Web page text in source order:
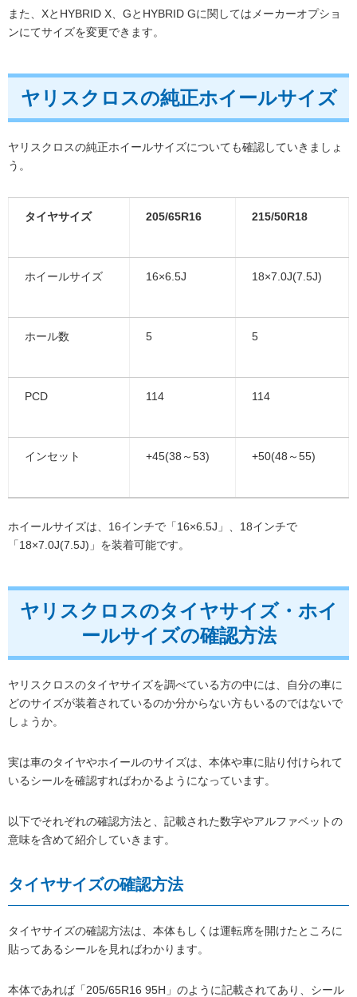
また、XとHYBRID X、GとHYBRID Gに関してはメーカーオプショ
ンにてサイズを変更できます。
ヤリスクロスの純正ホイールサイズ
ヤリスクロスの純正ホイールサイズについても確認していきましょ
う。
タイヤサイズ 205/65R16 215/50R18
ホイールサイズ 16×6.5J 18×7.0J(7.5J)
ホール数 5 5
PCD 114 114
インセット +45(38～53) +50(48～55)
ホイールサイズは、16インチで「16×6.5J」、18インチで
「18×7.0J(7.5J)」を装着可能です。
ヤリスクロスのタイヤサイズ・ホイ
ールサイズの確認方法
ヤリスクロスのタイヤサイズを調べている方の中には、自分の車に
どのサイズが装着されているのか分からない方もいるのではないで
しょうか。
実は車のタイヤやホイールのサイズは、本体や車に貼り付けられて
いるシールを確認すればわかるようになっています。
以下でそれぞれの確認方法と、記載された数字やアルファベットの
意味を含めて紹介していきます。
タイヤサイズの確認方法
タイヤサイズの確認方法は、本体もしくは運転席を開けたところに
貼ってあるシールを見ればわかります。
本体であれば「205/65R16 95H」のように記載されてあり、シール